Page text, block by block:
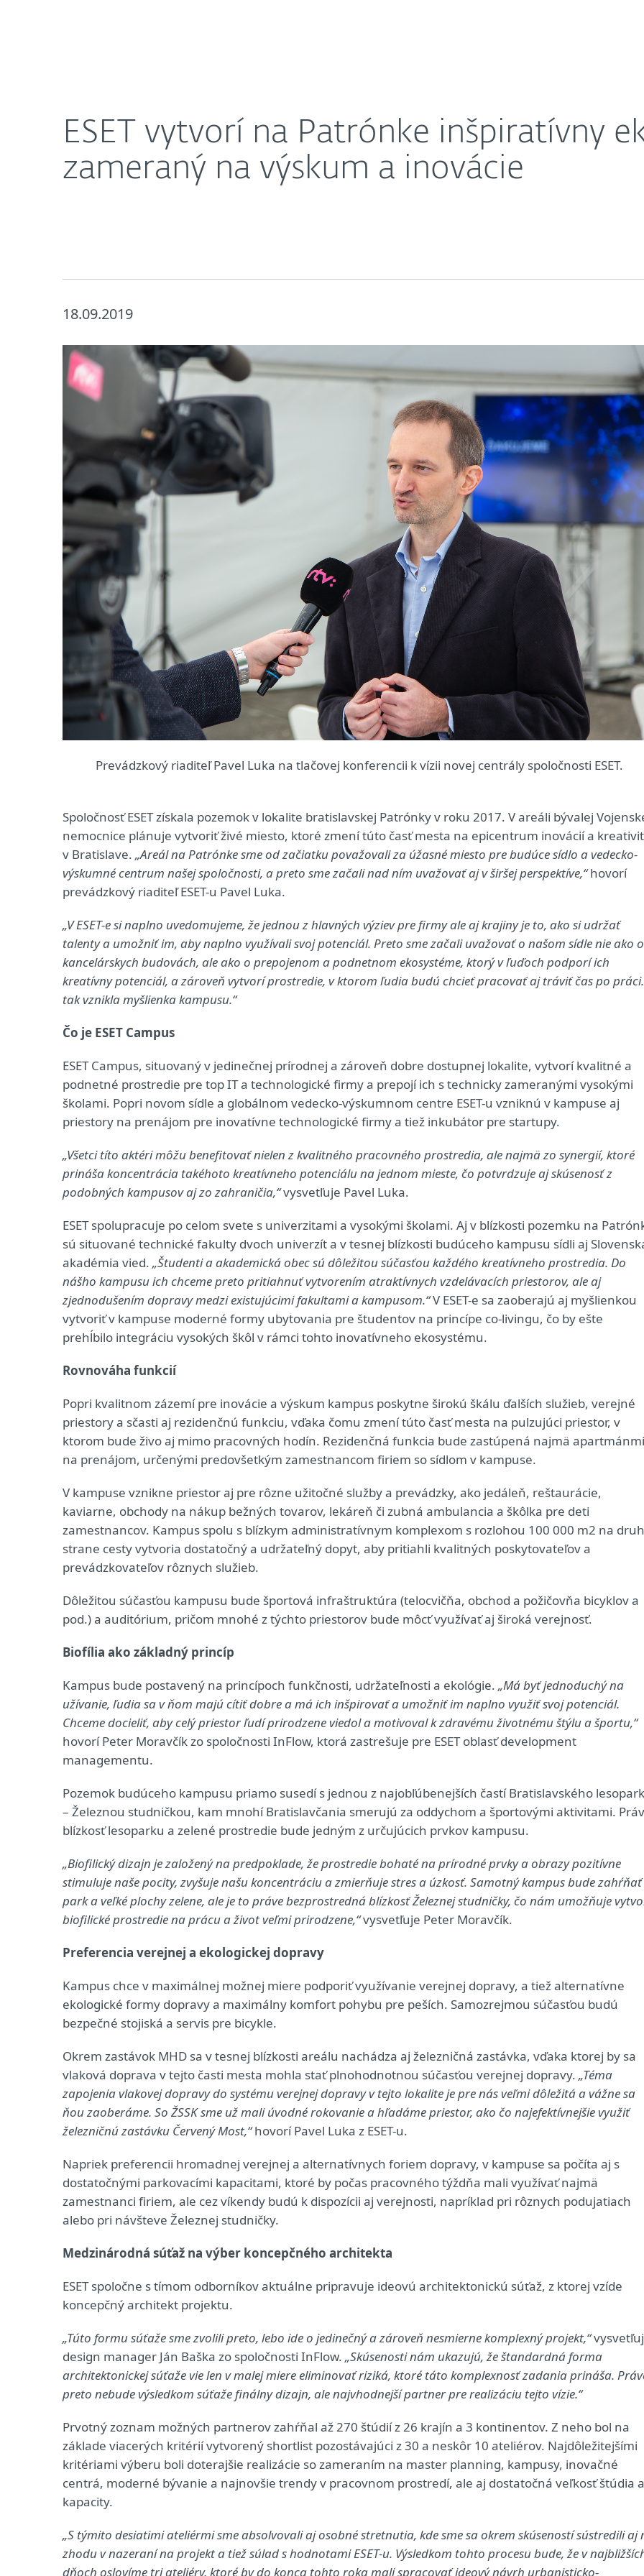
ESET vytvorí na Patrónke inšpiratívny
zameraný na výskum a inovácie
18.09.2019
Prevádzkový riaditeľ Pavel Luka na tlačovej konferencii k vízii novej centrály spoločnosti ESET.
Spoločnosť ESET získala pozemok v lokalite bratislavskej Patrónky v roku 2017. V areáli bývalej
nemocnice plánuje vytvoriť živé miesto, ktoré zmení túto časť mesta na epicentrum inovácií a
v Bratislave. „Areál na Patrónke sme od začiatku považovali za úžasné miesto pre budúce sídlo a vedecko-
výskumné centrum našej spoločnosti, a preto sme začali nad ním uvažovať aj v širšej perspektíve,“hovorí
prevádzkový riaditeľ ESET-u Pavel Luka.
„V ESET-e si naplno uvedomujeme, že jednou z hlavných výziev pre firmy ale aj krajiny je to, ako si udržať
talenty a umožniť im, aby naplno využívali svoj potenciál. Preto sme začali uvažovať o našom sídle nie ako o
kancelárskych budovách, ale ako o prepojenom a podnetnom ekosystéme, ktorý v ľuďoch podporí ich
kreatívny potenciál, a zároveň vytvorí prostredie, v ktorom ľudia budú chcieť pracovať aj tráviť čas po
tak vznikla myšlienka kampusu.“
Čo je ESET Campus
ESET Campus, situovaný v jedinečnej prírodnej a zároveň dobre dostupnej lokalite, vytvorí kvalitné a
podnetné prostredie pre top IT a technologické firmy a prepojí ich s technicky zameranými vysokými
školami. Popri novom sídle a globálnom vedecko-výskumnom centre ESET-u vzniknú v kampuse aj
priestory na prenájom pre inovatívne technologické firmy a tiež inkubátor pre startupy.
„Všetci títo aktéri môžu benefitovať nielen z kvalitného pracovného prostredia, ale najmä zo synergií, ktoré
prináša koncentrácia takéhoto kreatívneho potenciálu na jednom mieste, čo potvrdzuje aj skúsenosť z
podobných kampusov aj zo zahraničia,“vysvetľuje Pavel Luka.
ESET spolupracuje po celom svete s univerzitami a vysokými školami. Aj v blízkosti pozemku na
sú situované technické fakulty dvoch univerzít a v tesnej blízkosti budúceho kampusu sídli aj
akadémia vied. „Študenti a akademická obec sú dôležitou súčasťou každého kreatívneho prostredia. Do
nášho kampusu ich chceme preto pritiahnuť vytvorením atraktívnych vzdelávacích priestorov, ale aj
zjednodušením dopravy medzi existujúcimi fakultami a kampusom.“V ESET-e sa zaoberajú aj myšlienkou
vytvoriť v kampuse moderné formy ubytovania pre študentov na princípe co-livingu, čo by ešte
prehĺbilo integráciu vysokých škôl v rámci tohto inovatívneho ekosystému.
Rovnováha funkcií
Popri kvalitnom zázemí pre inovácie a výskum kampus poskytne širokú škálu ďalších služieb, verejné
priestory a sčasti aj rezidenčnú funkciu, vďaka čomu zmení túto časť mesta na pulzujúci priestor, v
ktorom bude živo aj mimo pracovných hodín. Rezidenčná funkcia bude zastúpená najmä apartmánmi
na prenájom, určenými predovšetkým zamestnancom firiem so sídlom v kampuse.
V kampuse vznikne priestor aj pre rôzne užitočné služby a prevádzky, ako jedáleň, reštaurácie,
kaviarne, obchody na nákup bežných tovarov, lekáreň či zubná ambulancia a škôlka pre deti
zamestnancov. Kampus spolu s blízkym administratívnym komplexom s rozlohou 100 000 m2 na
strane cesty vytvoria dostatočný a udržateľný dopyt, aby pritiahli kvalitných poskytovateľov a
prevádzkovateľov rôznych služieb.
Dôležitou súčasťou kampusu bude športová infraštruktúra (telocvičňa, obchod a požičovňa bicyklov a
pod.) a auditórium, pričom mnohé z týchto priestorov bude môcť využívať aj široká verejnosť.
Biofília ako základný princíp
Kampus bude postavený na princípoch funkčnosti, udržateľnosti a ekológie. „Má byť jednoduchý na
užívanie, ľudia sa v ňom majú cítiť dobre a má ich inšpirovať a umožniť im naplno využiť svoj potenciál.
Chceme docieliť, aby celý priestor ľudí prirodzene viedol a motivoval k zdravému životnému štýlu a športu,“
hovorí Peter Moravčík zo spoločnosti InFlow, ktorá zastrešuje pre ESET oblasť development
managementu.
Pozemok budúceho kampusu priamo susedí s jednou z najobľúbenejších častí Bratislavského
– Železnou studničkou, kam mnohí Bratislavčania smerujú za oddychom a športovými aktivitami.
blízkosť lesoparku a zelené prostredie bude jedným z určujúcich prvkov kampusu.
„Biofilický dizajn je založený na predpoklade, že prostredie bohaté na prírodné prvky a obrazy pozitívne
stimuluje naše pocity, zvyšuje našu koncentráciu a zmierňuje stres a úzkosť. Samotný kampus bude zahŕňať
park a veľké plochy zelene, ale je to práve bezprostredná blízkosť Železnej studničky, čo nám umožňuje
biofilické prostredie na prácu a život veľmi prirodzene,“vysvetľuje Peter Moravčík.
Preferencia verejnej a ekologickej dopravy
Kampus chce v maximálnej možnej miere podporiť využívanie verejnej dopravy, a tiež alternatívne
ekologické formy dopravy a maximálny komfort pohybu pre peších. Samozrejmou súčasťou budú
bezpečné stojiská a servis pre bicykle.
Okrem zastávok MHD sa v tesnej blízkosti areálu nachádza aj železničná zastávka, vďaka ktorej by sa
vlaková doprava v tejto časti mesta mohla stať plnohodnotnou súčasťou verejnej dopravy. „Téma
zapojenia vlakovej dopravy do systému verejnej dopravy v tejto lokalite je pre nás veľmi dôležitá a vážne sa
ňou zaoberáme. So ŽSSK sme už mali úvodné rokovanie a hľadáme priestor, ako čo najefektívnejšie využiť
železničnú zastávku Červený Most,“hovorí Pavel Luka z ESET-u.
Napriek preferencii hromadnej verejnej a alternatívnych foriem dopravy, v kampuse sa počíta aj s
dostatočnými parkovacími kapacitami, ktoré by počas pracovného týždňa mali využívať najmä
zamestnanci firiem, ale cez víkendy budú k dispozícii aj verejnosti, napríklad pri rôznych podujatiach
alebo pri návšteve Železnej studničky.
Medzinárodná súťaž na výber koncepčného architekta
ESET spoločne s tímom odborníkov aktuálne pripravuje ideovú architektonickú súťaž, z ktorej vzíde
koncepčný architekt projektu.
„Túto formu súťaže sme zvolili preto, lebo ide o jedinečný a zároveň nesmierne komplexný projekt,“
design manager Ján Baška zo spoločnosti InFlow. „Skúsenosti nám ukazujú, že štandardná forma
architektonickej súťaže vie len v malej miere eliminovať riziká, ktoré táto komplexnosť zadania prináša.
preto nebude výsledkom súťaže finálny dizajn, ale najvhodnejší partner pre realizáciu tejto vízie.“
Prvotný zoznam možných partnerov zahŕňal až 270 štúdií z 26 krajín a 3 kontinentov. Z neho bol na
základe viacerých kritérií vytvorený shortlist pozostávajúci z 30 a neskôr 10 ateliérov. Najdôležitejšími
kritériami výberu boli doterajšie realizácie so zameraním na master planning, kampusy, inovačné
centrá, moderné bývanie a najnovšie trendy v pracovnom prostredí, ale aj dostatočná veľkosť štúdia a
kapacity.
„S týmito desiatimi ateliérmi sme absolvovali aj osobné stretnutia, kde sme sa okrem skúseností sústredili aj
zhodu v nazeraní na projekt a tiež súlad s hodnotami ESET-u. Výsledkom tohto procesu bude, že v
dňoch oslovíme tri ateliéry, ktoré by do konca tohto roka mali spracovať ideový návrh urbanisticko-